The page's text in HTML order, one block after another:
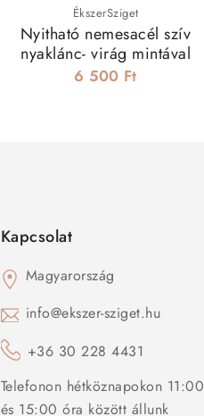
ÉkszerSziget
Nyitható nemesacél szív
nyaklánc- virág mintával
6 500 Ft
Kapcsolat
Magyarország
info@ekszer-sziget.hu
+36 30 228 4431
Telefonon hétköznapokon 11:00
és 15:00 óra között állunk